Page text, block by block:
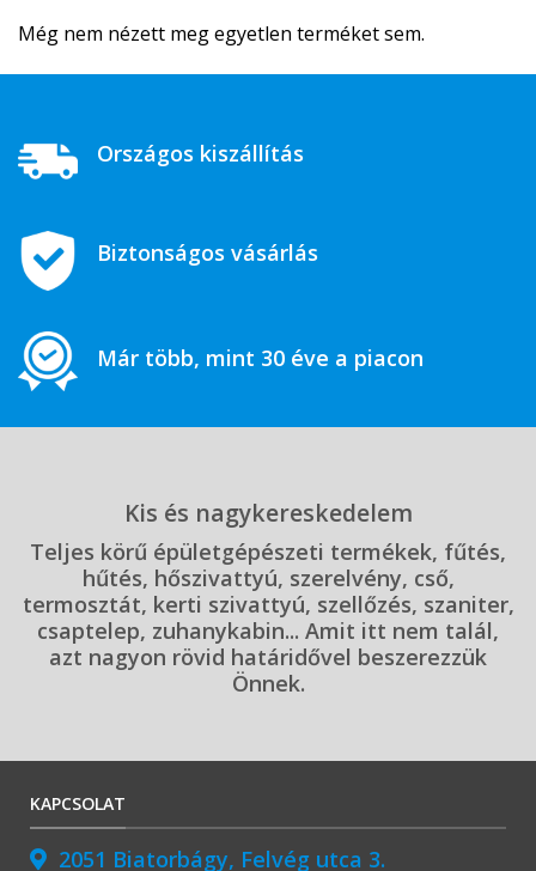
Még nem nézett meg egyetlen terméket sem.
Országos kiszállítás
Biztonságos vásárlás
Már több, mint 30 éve a piacon
Kis és nagykereskedelem
Teljes körű épületgépészeti termékek, fűtés,
hűtés, hőszivattyú, szerelvény, cső,
termosztát, kerti szivattyú, szellőzés, szaniter,
csaptelep, zuhanykabin... Amit itt nem talál,
azt nagyon rövid határidővel beszerezzük
Önnek.
KAPCSOLAT
2051 Biatorbágy, Felvég utca 3.